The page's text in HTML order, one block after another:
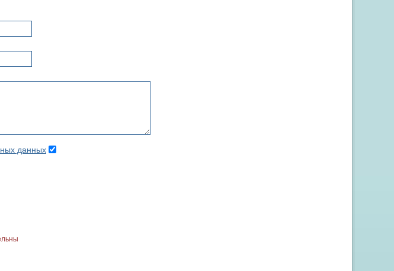
данных